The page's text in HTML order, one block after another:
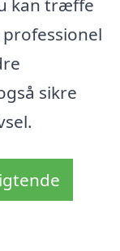
kan træffe
sikre